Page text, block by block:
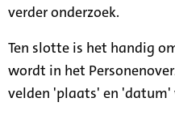
verder onderzoek.
Ten slotte is het handig
wordt in het
velden 'plaats' en